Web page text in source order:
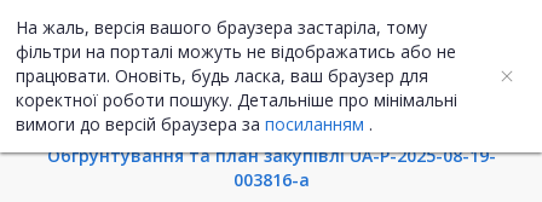
На жаль, версія вашого браузера застаріла, тому
фільтри на порталі можуть не відображатись або не
працювати. Оновіть, будь ласка, ваш браузер для
коректної роботи пошуку. Детальніше про мінімальні
вимоги до версій браузера за посиланням .
UA ENG
Інформація про закупівлю
Обгрунтування та план закупівлі UA-P-2025-08-19-
003816-a